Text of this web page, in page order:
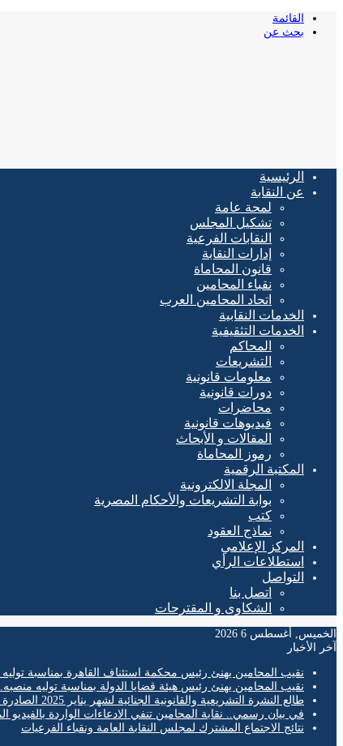
القائمة
بحث عن
الرئيسية
عن النقابة
لمحة عامة
تشكيل المجلس
النقابات الفرعية
إدارات النقابة
قانون المحاماة
نقباء المحامين
اتحاد المحامين العرب
الخدمات النقابية
الخدمات التثقيفية
المحاكم
التشريعات
معلومات قانونية
دورات قانونية
محاضرات
فيديوهات قانونية
المقالات و الأبحاث
رموز المحاماة
المكتبة الرقمية
المجلة الالكترونية
بوابة التشريعات والأحكام المصرية
كتب
نماذج العقود
المركز الإعلامي
استطلاعات الرأي
التواصل
اتصل بنا
الشكاوى و المقترحات
الخميس, أغسطس 6 2026
آخر الأخبار
نقيب المحامين يهنئ رئيس محكمة استئناف القاهرة بمناسبة
نقيب المحامين يهنئ رئيس هيئة قضايا الدولة بمناسبة توليه
طالع النشرة التشريعية والقانونية الجنائية لشهر يناير 2025 الصادرة عن المكتب الفني لمحكمة النقض
في بيان رسمي.. نقابة المحامين تنفي الادعاءات الواردة بالفيديو
نتائج الاجتماع المشترك لمجلس النقابة العامة ونقباء الفرعيات